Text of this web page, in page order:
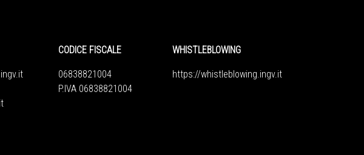
CODICE FISCALE
06838821004
P.IVA 06838821004
WHISTLEBLOWING
https://whistleblowing.ingv.it